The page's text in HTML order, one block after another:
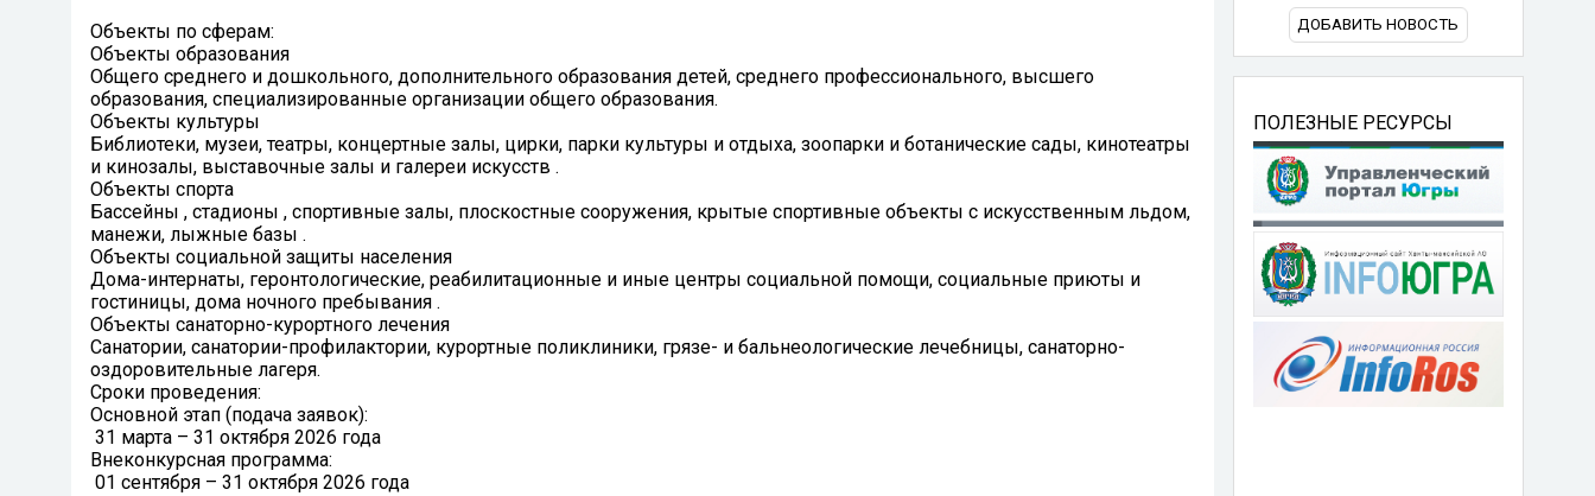
Объекты по сферам:
Объекты образования
Общего среднего и дошкольного, дополнительного образования детей, среднего профессионального, высшего
образования, специализированные организации общего образования.
Объекты культуры
Библиотеки, музеи, театры, концертные залы, цирки, парки культуры и отдыха, зоопарки и ботанические сады, кинотеатры
и кинозалы, выставочные залы и галереи искусств .
Объекты спорта
Бассейны , стадионы , спортивные залы, плоскостные сооружения, крытые спортивные объекты с искусственным льдом,
манежи, лыжные базы .
Объекты социальной защиты населения
Дома-интернаты, геронтологические, реабилитационные и иные центры социальной помощи, социальные приюты и
гостиницы, дома ночного пребывания .
Объекты санаторно-курортного лечения
Санатории, санатории-профилактории, курортные поликлиники, грязе- и бальнеологические лечебницы, санаторно-
оздоровительные лагеря️.
Сроки проведения:
Основной этап (подача заявок):
️ 31 марта – 31 октября 2026 года
Внеконкурсная программа:
️ 01 сентября – 31 октября 2026 года
ДОБАВИТЬ НОВОСТЬ
ПОЛЕЗНЫЕ РЕСУРСЫ